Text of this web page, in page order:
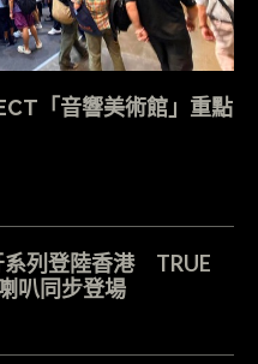
「音響美術館」重點
系列登陸香港 TRUE
叭同步登場